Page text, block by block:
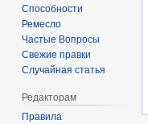
Способности
Ремесло
Частые Вопросы
Свежие правки
Случайная статья
Редакторам
Правила